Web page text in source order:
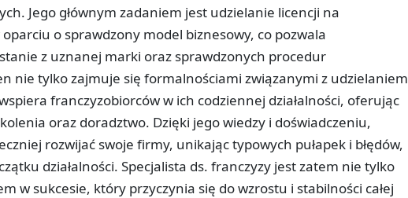
Jego głównym zadaniem jest udzielanie licencji na
o sprawdzony model biznesowy, co pozwala
z uznanej marki oraz sprawdzonych procedur
nie tylko zajmuje się formalnościami związanymi z udzielaniem
franczyzobiorców w ich codziennej działalności, oferując
oraz doradztwo. Dzięki jego wiedzy i doświadczeniu,
rozwijać swoje firmy, unikając typowych pułapek i błędów,
działalności. Specjalista ds. franczyzy jest zatem nie tylko
w sukcesie, który przyczynia się do wzrostu i stabilności całej